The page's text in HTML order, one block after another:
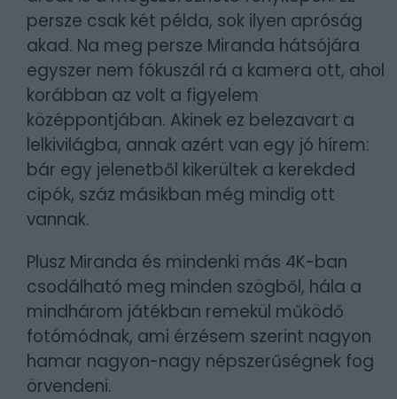
persze csak két példa, sok ilyen apróság
akad. Na meg persze Miranda hátsójára
egyszer nem fókuszál rá a kamera ott, ahol
korábban az volt a figyelem
középpontjában. Akinek ez belezavart a
lelkivilágba, annak azért van egy jó hírem:
bár egy jelenetből kikerültek a kerekded
cipók, száz másikban még mindig ott
vannak.
Plusz Miranda és mindenki más 4K-ban
csodálható meg minden szögből, hála a
mindhárom játékban remekül működő
fotómódnak, ami érzésem szerint nagyon
hamar nagyon-nagy népszerűségnek fog
örvendeni.